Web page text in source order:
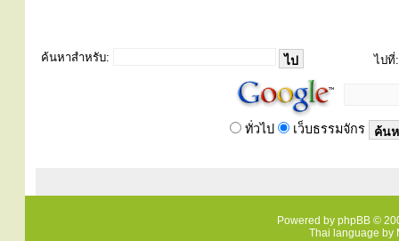
ค้นหาสำหรับ: ไปที่:
ทั่วไป เว็บธรรมจักร
Powered by phpBB ©
Thai language by